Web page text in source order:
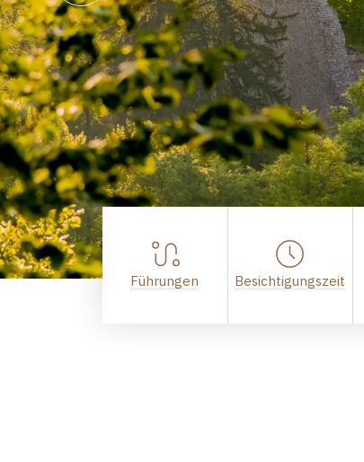
Führungen Besichtigungszeit